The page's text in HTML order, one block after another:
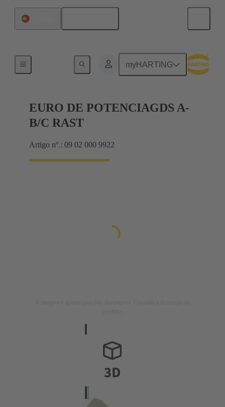
myHARTING
EURO DE POTENCIAGDS A-
B/C RAST
Artigo nº.: 09 02 000 9922